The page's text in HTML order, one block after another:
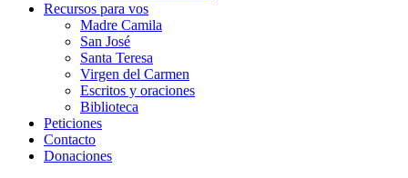
Recursos para vos
Madre Camila
San José
Santa Teresa
Virgen del Carmen
Escritos y oraciones
Biblioteca
Peticiones
Contacto
Donaciones